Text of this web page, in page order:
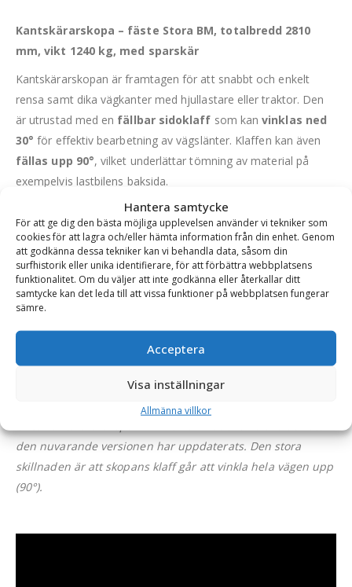
Hantera samtycke
För att ge dig den bästa möjliga upplevelsen använder vi tekniker som
cookies för att lagra och/eller hämta information från din enhet. Genom
att godkänna dessa tekniker kan vi behandla data, såsom din
surfhistorik eller unika identifierare, för att förbättra webbplatsens
funktionalitet. Om du väljer att inte godkänna eller återkallar ditt
samtycke kan det leda till att vissa funktioner på webbplatsen fungerar
sämre.
Acceptera
Visa inställningar
Allmänna villkor
Kantskärarskopa – fäste Stora BM, totalbredd 2810
mm, vikt 1240 kg, med sparskär
Kantskärarskopan är framtagen för att snabbt och enkelt
rensa samt dika vägkanter med hjullastare eller traktor. Den
är utrustad med en fällbar sidoklaff som kanvinklas ned
30° för effektiv bearbetning av vägslänter. Klaffen kan även
fällas upp 90°, vilket underlättar tömning av material på
exempelvis lastbilens baksida.
Konstruktion och material
Botten tillverkad i Hardox 450, 16 mm tjock för hög
slitstyrka
Slitribbor på undersidan: 10 mm Hardox 450
Klaffhöjd:320 mm ytterkant, stigande till 470 mm längst in
Levereras med bultade sparskärför enkel service
Passar bäst för mindre maskiner, med max maskinbredd
(t.ex. Volvo L30-L35).
den nuvarande versionen har uppdaterats. Den stora
skillnaden är att skopans klaff går att vinkla hela vägen upp
(90°).